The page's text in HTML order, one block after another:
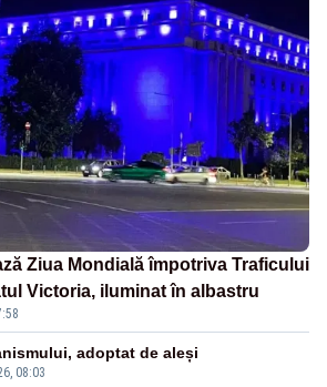
Ziua Mondială împotriva Traficului
Victoria, iluminat în albastru
08:03
adoptat de aleși